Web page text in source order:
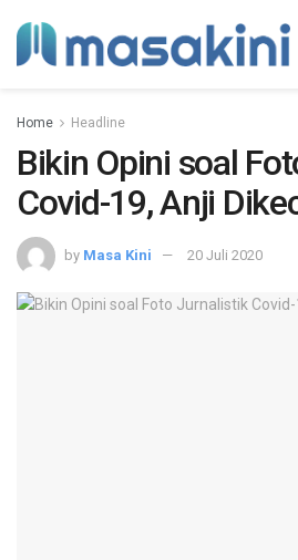
Home Headline
Bikin Opini soal
Covid-19, Anji
by Masa Kini 20 Juli 2020